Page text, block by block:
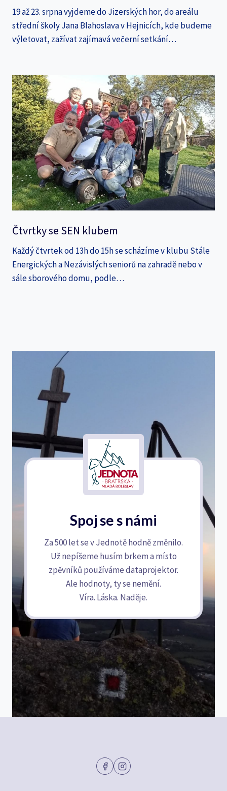
19 až 23. srpna vyjdeme do Jizerských hor, do areálu
střední školy Jana Blahoslava v Hejnicích, kde budeme
výletovat, zažívat zajímavá večerní setkání…
Čtvrtky se SEN klubem
Každý čtvrtek od 13h do 15h se scházíme v klubu Stále
Energických a Nezávislých seniorů na zahradě nebo v
sále sborového domu, podle…
Spoj se s námi
Za 500 let se v Jednotě hodně změnilo.
Už nepíšeme husím brkem a místo
zpěvníků používáme dataprojektor.
Ale hodnoty, ty se nemění.
Víra. Láska. Naděje.